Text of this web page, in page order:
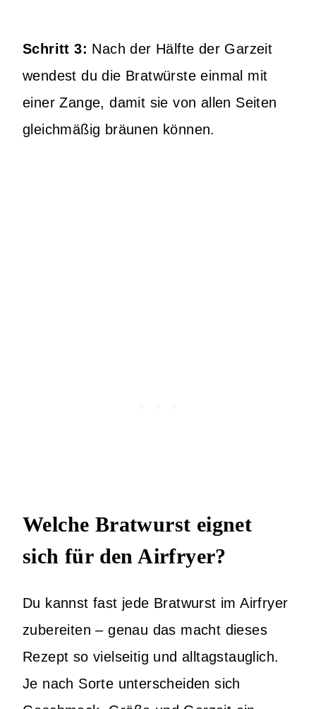
Schritt 3: Nach der Hälfte der Garzeit
wendest du die Bratwürste einmal mit
einer Zange, damit sie von allen Seiten
gleichmäßig bräunen können.
Welche Bratwurst eignet
sich für den Airfryer?
Du kannst fast jede Bratwurst im Airfryer
zubereiten – genau das macht dieses
Rezept so vielseitig und alltagstauglich.
Je nach Sorte unterscheiden sich